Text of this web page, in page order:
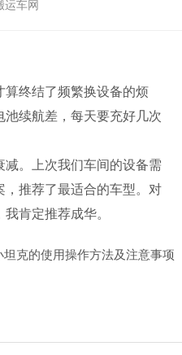
车网
算终结了频繁换设备的烦
续航差，每天要充好几次
。上次我们车间的设备需
推荐了最适合的车型。对
肯定推荐成华。
坦克的使用操作方法及注意事项